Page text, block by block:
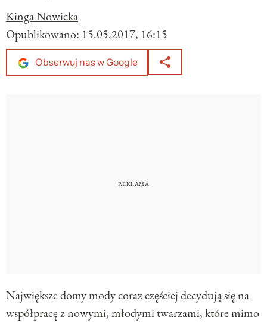
Kinga Nowicka
Opublikowano: 15.05.2017, 16:15
Obserwuj nas w Google
Największe domy mody coraz częściej decydują się na
współpracę z nowymi, młodymi twarzami, które mimo